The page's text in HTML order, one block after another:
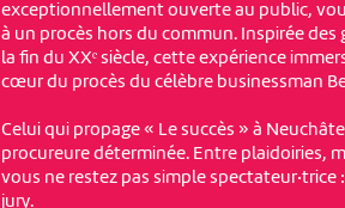
exceptionnellement ouverte au public,
à un procès hors du commun. Inspirée des
la fin du XXᵉ siècle, cette expérience
cœur du procès du célèbre businessman
Celui qui propage « Le succès » à
procureure déterminée. Entre plaidoiries,
vous ne restez pas simple spectateur·trice
jury.